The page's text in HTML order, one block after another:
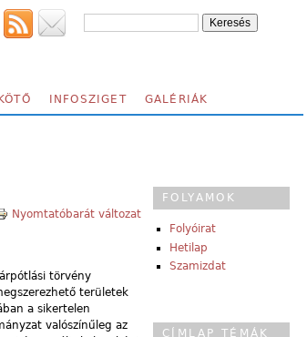
INFOSZIGET GALÉRIÁK
Nyomtatóbarát változat
törvény
területek
a sikertelen
valószínűleg az
FOLYAMOK
Folyóirat
Hetilap
Szamizdat
CÍMLAP TÉMÁK